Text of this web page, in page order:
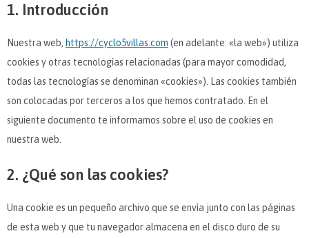
1. Introducción
Nuestra web, https://cyclo5villas.com (en adelante: «la web») utiliza
cookies y otras tecnologías relacionadas (para mayor comodidad,
todas las tecnologías se denominan «cookies»). Las cookies también
son colocadas por terceros a los que hemos contratado. En el
siguiente documento te informamos sobre el uso de cookies en
nuestra web.
2. ¿Qué son las cookies?
Una cookie es un pequeño archivo que se envía junto con las páginas
de esta web y que tu navegador almacena en el disco duro de su